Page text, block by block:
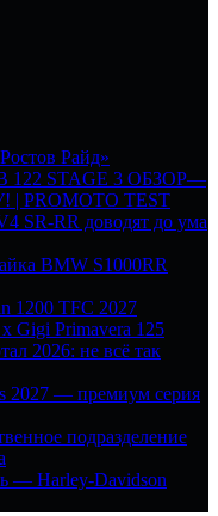
Райд»
122 STAGE 3 ОБЗОР—
TEST
SR-RR доводят до ума
BMW S1000RR
1200 TFC 2027
Gigi Primavera 125
2026: не всё так
2027 — премиум серия
подразделение
— Harley-Davidson